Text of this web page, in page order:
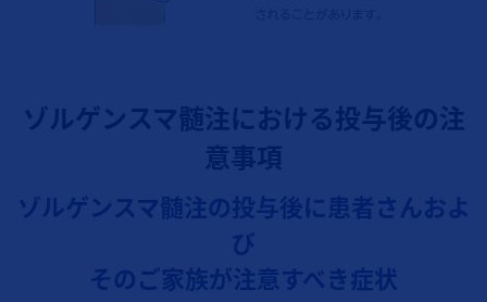
ゾルゲンスマ髄注における投与後の注
意事項
ゾルゲンスマ髄注の投与後に患者さんおよ
び
そのご家族が注意すべき症状